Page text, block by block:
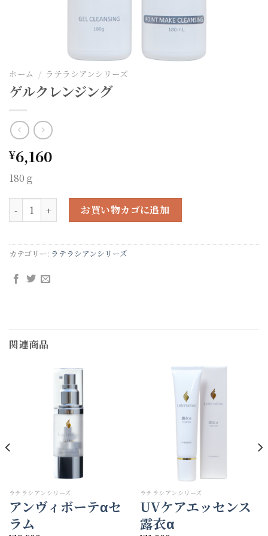
ホーム / ラテラシアンシリーズ
ゲルクレンジング
¥6,160
180ｇ
ゲルクレンジング個お買い物カゴに追加
カテゴリー: ラテラシアンシリーズ
関連商品
ラテラシアンシリーズ
アンヴィボーテαセ
ラム
ラテラシアンシリーズ
UVケアエッセンス
露衣α